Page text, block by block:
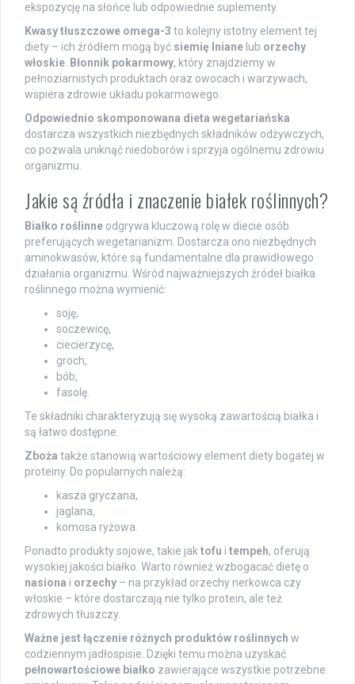
ekspozycję na słońce lub odpowiednie suplementy.
Kwasy tłuszczowe omega-3 to kolejny istotny element tej
diety – ich źródłem mogą być siemię lniane lub orzechy
włoskie Błonnik pokarmowy, który znajdziemy w
pełnoziarnistych produktach oraz owocach i warzywach,
wspiera zdrowie układu pokarmowego.
Odpowiednio skomponowana dieta wegetariańska
dostarcza wszystkich niezbędnych składników odżywczych,
co pozwala uniknąć niedoborów i sprzyja ogólnemu zdrowiu
organizmu.
Jakie są źródła i znaczenie białek roślinnych?
Białko roślinne odgrywa kluczową rolę w diecie osób
preferujących wegetarianizm. Dostarcza ono niezbędnych
aminokwasów, które są fundamentalne dla prawidłowego
działania organizmu. Wśród najważniejszych źródeł białka
roślinnego można wymienić:
soję,
soczewicę,
ciecierzycę,
groch,
bób,
fasolę.
Te składniki charakteryzują się wysoką zawartością białka i
są łatwo dostępne.
Zboża także stanowią wartościowy element diety bogatej w
proteiny. Do popularnych należą:
kasza gryczana,
jaglana,
komosa ryżowa.
Ponadto produkty sojowe, takie jak tofu i tempeh, oferują
wysokiej jakości białko. Warto również wzbogacać dietę o
nasiona i orzechy – na przykład orzechy nerkowca czy
włoskie – które dostarczają nie tylko protein, ale też
zdrowych tłuszczy.
Ważne jest łączenie różnych produktów roślinnych w
codziennym jadłospisie. Dzięki temu można uzyskać
pełnowartościowe białko zawierające wszystkie potrzebne